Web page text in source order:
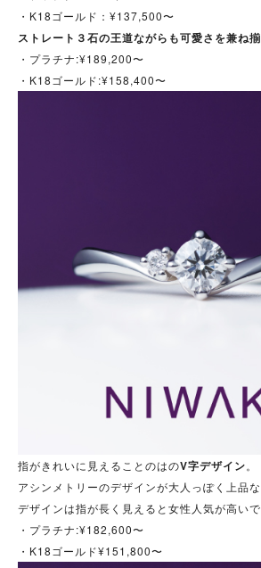
・K18ゴールド：¥137,500〜
ストレート３石の王道ながらも可愛さを兼ね
・プラチナ:¥189,200〜
・K18ゴールド:¥158,400〜
指がきれいに見えることのはのV字デザイン。
アシンメトリーのデザインが大人っぽく上品
デザインは指が長く見えると女性人気が高いで
・プラチナ:¥182,600〜
・K18ゴールド¥151,800〜